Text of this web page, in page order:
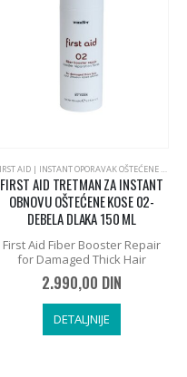
,PROFESSIONAL BY FAMA, ITALIJANSKAFIRST AID | INSTANT OPORAVAK OŠTEĆENE PLAVE KOSE
FIRST AID TRETMAN ZA INSTANT
OBNOVU OŠTEĆENE KOSE 02-
DEBELA DLAKA 150 ML
First Aid Fiber Booster Repair
for Damaged Thick Hair
2.990,00 DIN
DETALJNIJE